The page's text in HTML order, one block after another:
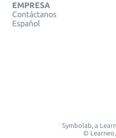
EMPRESA
Contáctanos
Español
Symbolab, a
©